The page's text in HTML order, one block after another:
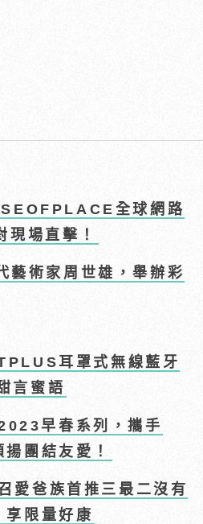
全球網路
場直擊！
術家周世雄，舉辦彩
耳罩式無線藍牙
言蜜語
早春系列，攜手
團結友愛！
愛爸族首推三最二沒有
享限量好康